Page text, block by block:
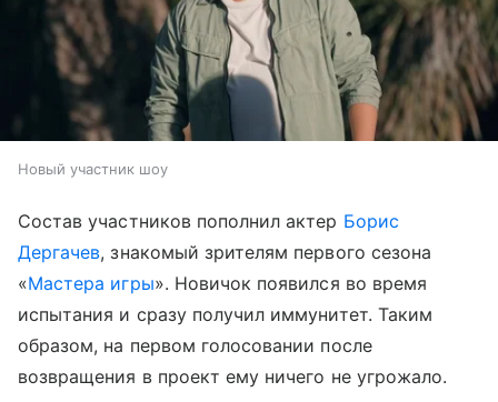
Новый участник шоу
Состав участников пополнил актер Борис
Дергачев, знакомый зрителям первого сезона
«Мастера игры». Новичок появился во время
испытания и сразу получил иммунитет. Таким
образом, на первом голосовании после
возвращения в проект ему ничего не угрожало.